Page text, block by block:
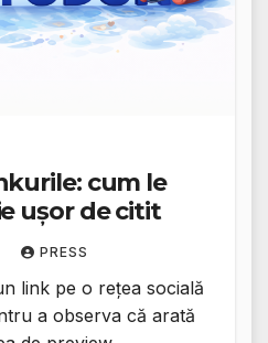
cum le
ușor de citit
PRESS
link pe o rețea socială
a observa că arată